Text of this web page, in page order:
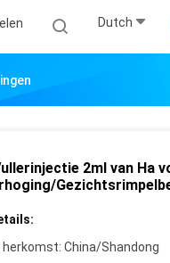
Dutch
2ml van Ha
herkomst: China/Shandong